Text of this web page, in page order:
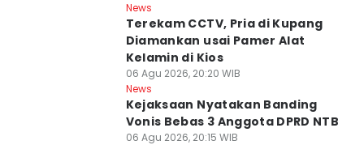
News
Terekam CCTV, Pria di Kupang
Diamankan usai Pamer Alat
Kelamin di Kios
06 Agu 2026, 20:20 WIB
News
Kejaksaan Nyatakan Banding
Vonis Bebas 3 Anggota DPRD NTB
06 Agu 2026, 20:15 WIB